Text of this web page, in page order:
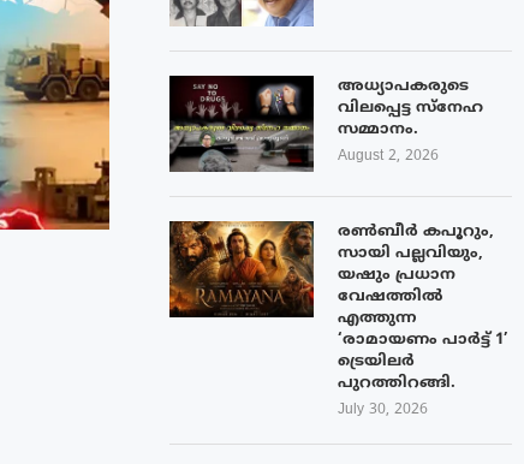
അധ്യാപകരുടെ
വിലപ്പെട്ട സ്നേഹ
സമ്മാനം.
August 2, 2026
രൺബീർ കപൂറും,
സായി പല്ലവിയും,
യഷും പ്രധാന
വേഷത്തിൽ
എത്തുന്ന
‘രാമായണം പാർട്ട് 1’
ട്രെയിലർ
പുറത്തിറങ്ങി.
July 30, 2026